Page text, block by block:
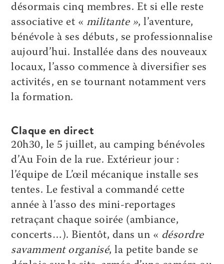
désormais cinq membres. Et si elle reste
associative et « militante », l’aventure,
bénévole à ses débuts, se professionnalise
aujourd’hui. Installée dans des nouveaux
locaux, l’asso commence à diversifier ses
activités, en se tournant notamment vers
la formation.
Claque en direct
20h30, le 5 juillet, au camping bénévoles
d’Au Foin de la rue. Extérieur jour :
l’équipe de L’œil mécanique installe ses
tentes. Le festival a commandé cette
année à l’asso des mini-reportages
retraçant chaque soirée (ambiance,
concerts…). Bientôt, dans un « désordre
savamment organisé, la petite bande se